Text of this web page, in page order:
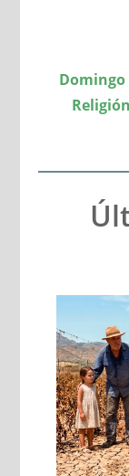
Domingo
Religión